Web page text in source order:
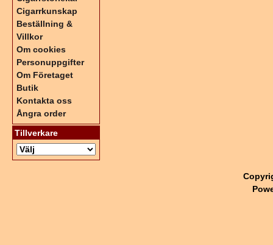
Cigarrkunskap
Beställning &
Villkor
Om cookies
Personuppgifter
Om Företaget
Butik
Kontakta oss
Ångra order
Tillverkare